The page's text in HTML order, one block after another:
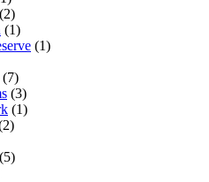
(2)
(1)
(1)
(7)
(3)
(1)
(5)